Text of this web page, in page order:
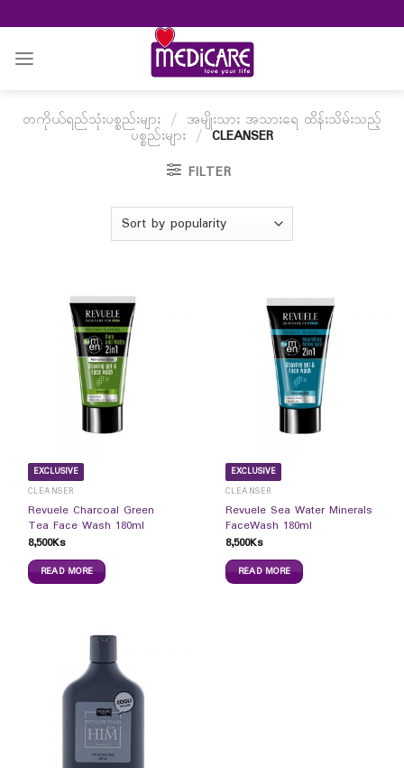
to
content
တကိုယ်ရည်သုံးပစ္စည်းများ / အမျိုးသား အသားရေ ထိန်းသိမ်းသည့်
ပစ္စည်းများ / CLEANSER
FILTER
EXCLUSIVE
CLEANSER
Revuele Charcoal Green
Tea Face Wash 180ml
8,500Ks
READ MORE
EXCLUSIVE
CLEANSER
Revuele Sea Water Minerals
FaceWash 180ml
8,500Ks
READ MORE